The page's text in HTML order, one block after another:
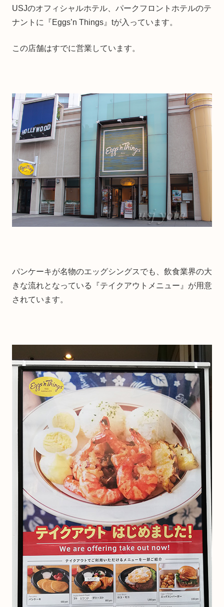
USJのオフィシャルホテル、パークフロントホテルのテ
ナントに『Eggs’n Things』tが入っています。
この店舗はすでに営業しています。
パンケーキが名物のエッグシングスでも、飲食業界の大
きな流れとなっている『テイクアウトメニュー』が用意
されています。